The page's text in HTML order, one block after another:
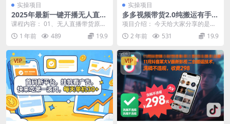
实操项目
2025年最新一键开播无人直播
带货，保姆级干货
课程内容： 01、无人直播带货原理
(1).mp4 02、无人直播带货所需要
的条件...
1 年前 489 19.9
实操项目
多多视频带货2.0纯搬运有手就
行，利用骚操作快速选品，更
快出单挑战日收入过千，可放
大，多账户收益更
项目介绍： 今天给大家分享的是多
多视频带货2.0玩法，利用工具快速
选品出单，小白...
2 年前 531 19.9
VIP VIP